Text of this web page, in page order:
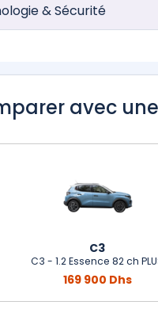
& Sécurité
avec
C3
C3 - 1.2 Essence 82 ch
169 900 Dhs